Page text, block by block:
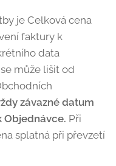
je Celková cena
faktury k
data
může lišit od
závazné datum
Objednávce. Při
splatná při převzetí